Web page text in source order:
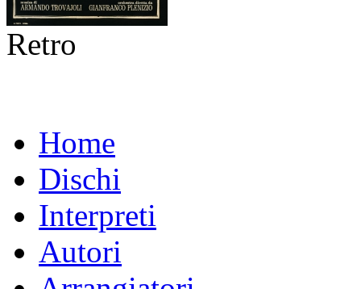
Retro
Home
Dischi
Interpreti
Autori